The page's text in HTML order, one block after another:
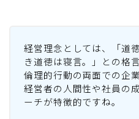
経営理念としては、「道
き道徳は寝言。」との格
倫理的行動の両面での企
経営者の人間性や社員の
ーチが特徴的ですね。